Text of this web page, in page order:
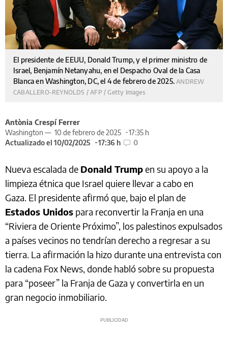
El presidente de EEUU, Donald Trump, y el primer ministro de
Israel, Benjamín Netanyahu, en el Despacho Oval de la Casa
Blanca en Washington, DC, el 4 de febrero de 2025.ANDREW
CABALLERO-REYNOLDS / AFP / Getty Images
Antònia Crespí Ferrer
Washington — 10 de febrero de 2025
17:35 h
Actualizado el 10/02/2025
17:36 h 0
Nueva escalada de Donald Trumpen su apoyo a la
limpieza étnica que Israel quiere llevar a cabo en
Gaza. El presidente afirmó que, bajo el plan de
Estados Unidos para reconvertir la Franja en una
“Riviera de Oriente Próximo”, los palestinos expulsados
a países vecinos no tendrían derecho a regresar a su
tierra. La afirmación la hizo durante una entrevista con
la cadena Fox News, donde habló sobre su propuesta
para “poseer” la Franja de Gaza y convertirla en un
gran negocio inmobiliario.